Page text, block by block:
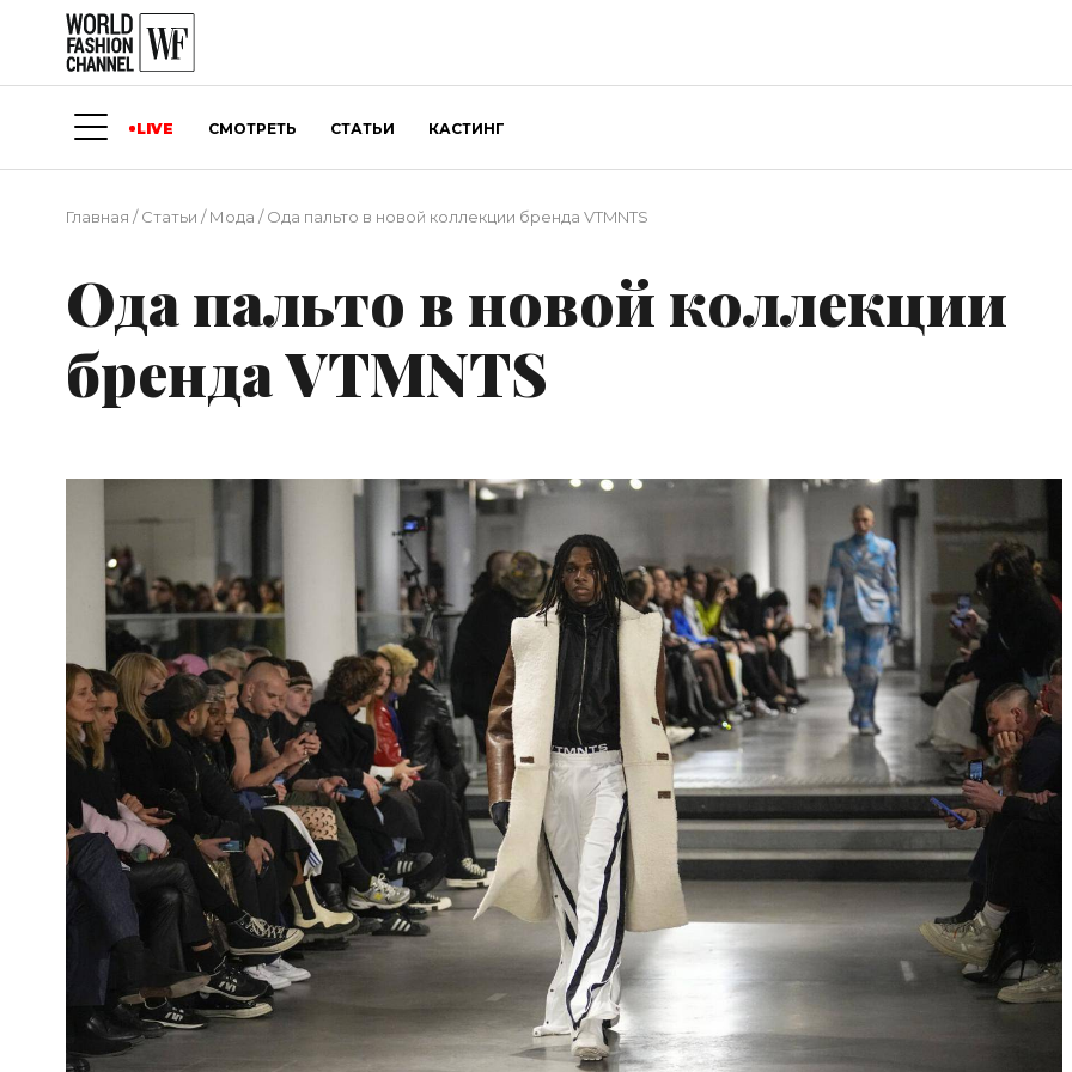
LIVE СМОТРЕТЬ СТАТЬИ КАСТИНГ
Главная /Статьи /Мода /Ода пальто в новой коллекции бренда VTMNTS
Ода пальто в новой коллекции
бренда VTMNTS